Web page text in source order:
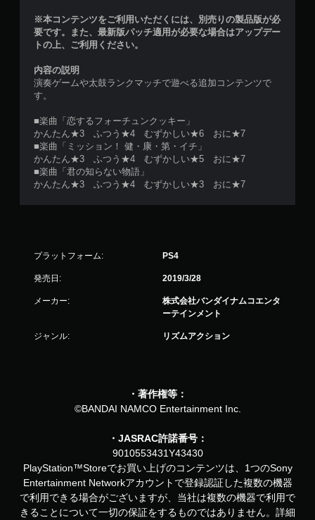
※本コンテンツをご利用いただくには、別売りの製品版が必
要です。また、最新版パッチ適用が必要な場合はアップデー
トの上、ご利用ください。
内容の説明
演奏ゲームや太鼓ランクマッチで遊べる追加コンテンツで
す。
■楽曲「恋するフォーチュンクッキー」
かんたん★3 ふつう★4 むずかしい★6 おに★7
■楽曲「ミッション！ 健・康・第・イチ」
かんたん★3 ふつう★4 むずかしい★5 おに★7
■楽曲「君の知らない物語」
かんたん★3 ふつう★4 むずかしい★3 おに★7
プラットフォーム: PS4
発売日: 2019/3/28
メーカー:
株式会社バンダイナムコエンタ
ーテインメント
ジャンル: リズムアクション
・著作権等：
©BANDAI NAMCO Entertainment Inc.
・JASRAC許諾番号：
9010553431Y43430
PlayStation™Storeでお買い上げのコンテンツは、1つのSony
Entertainment Networkアカウントで登録認証した複数の機器
で利用できる場合がございますが、当社は複数の機器で利用で
きることについて一切の保証をするものではありません。詳細